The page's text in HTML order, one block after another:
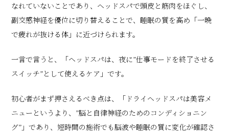
なれていないことであり、ヘッドスパで頭皮と筋肉をほぐし、
副交感神経を優位に切り替えることで、睡眠の質を高め「一晩
で疲れが抜ける体」に近づけられます。
一言で言うと、「ヘッドスパは、夜に”仕事モードを終了させる
スイッチ”として使えるケア」です。
初心者がまず押さえるべき点は、「ドライヘッドスパは美容メ
ニューというより、”脳と自律神経のためのコンディショニン
グ”」であり、短時間の施術でも脳波や睡眠の質に変化が確認さ